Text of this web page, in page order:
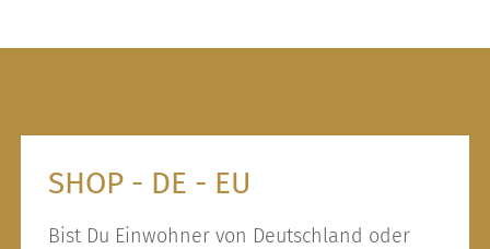
SHOP - DE - EU
Bist Du Einwohner von Deutschland oder